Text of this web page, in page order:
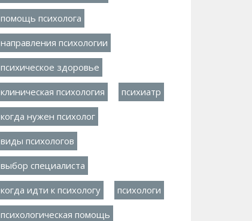
помощь психолога
направления психологии
психическое здоровье
клиническая психология психиатр
когда нужен психолог
виды психологов
выбор специалиста
когда идти к психологу психологи
психологическая помощь